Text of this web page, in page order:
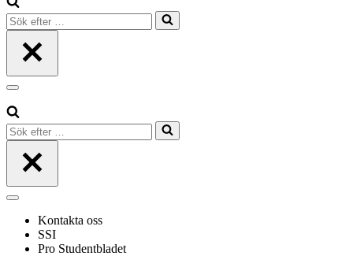
Sök
efter
Navigeringsmeny
Sök
efter
Navigeringsmeny
Kontakta oss
SSI
Pro Studentbladet